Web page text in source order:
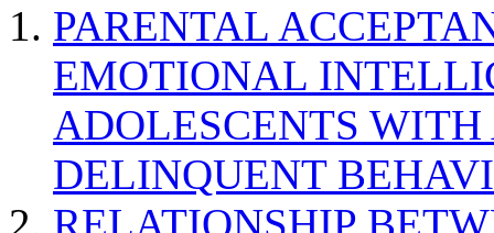
PARENTAL
EMOTIONAL
ADOLESCENTS
DELINQUENT
RELATIONSHIP